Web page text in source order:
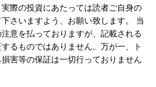
際の投資にあたっては読者ご自身の
さいますよう、お願い致します。 当
意を払っておりますが、記載される
るものではありません。万が一、ト
害等の保証は一切行っておりません